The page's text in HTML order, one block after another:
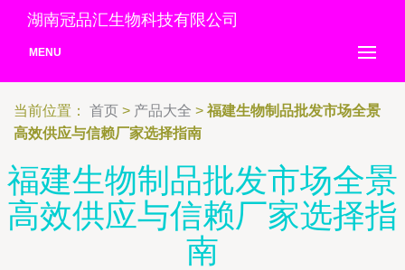
湖南冠品汇生物科技有限公司
MENU
当前位置： 首页 > 产品大全 > 福建生物制品批发市场全景
高效供应与信赖厂家选择指南
福建生物制品批发市场全景
高效供应与信赖厂家选择指
南